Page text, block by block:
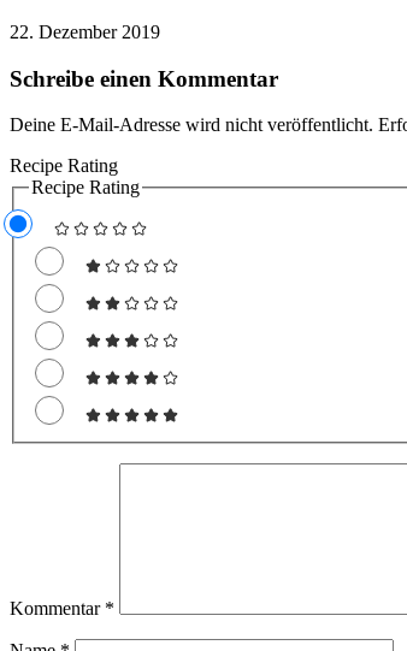
22. Dezember 2019
Schreibe einen Kommentar
Deine E-Mail-Adresse wird nicht veröffentlicht.
Recipe Rating
Recipe Rating
Kommentar *